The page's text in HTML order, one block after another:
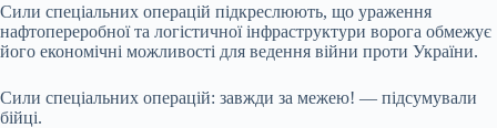
Сили спеціальних операцій підкреслюють, що ураження
нафтопереробної та логістичної інфраструктури ворога обмежує
його економічні можливості для ведення війни проти України.
Сили спеціальних операцій: завжди за межею! — підсумували
бійці.